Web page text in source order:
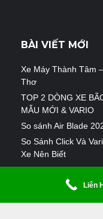
BÀI VIẾT MỚI
Xe Máy Thành Tâm
Thơ
TOP 2 DÒNG XE
MẪU MỚI & VARIO
So sánh Air Blade
So Sánh Click Và
Xe Nên Biết
©
Liên